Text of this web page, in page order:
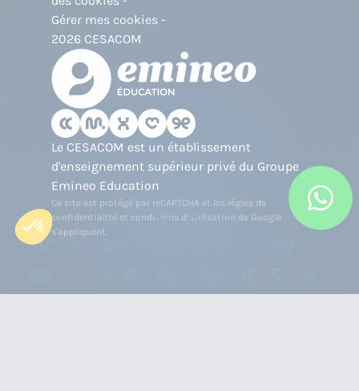
Gérer mes cookies
2026 CESACOM
Le CESACOM est un établissement
d'enseignement supérieur privé du Groupe
Emineo Education
Ce site est protégé par reCAPTCHA et les règles de
confidentialité et conditions d'utilisation de Google
s'appliquent.